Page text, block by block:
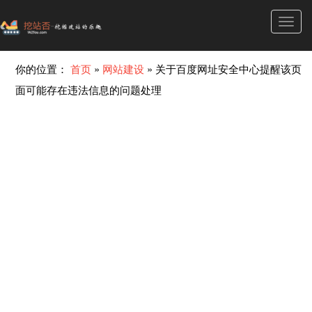
你的位置：首页 » 网站建设 » 关于百度网址安全中心提醒该页
面可能存在违法信息的问题处理